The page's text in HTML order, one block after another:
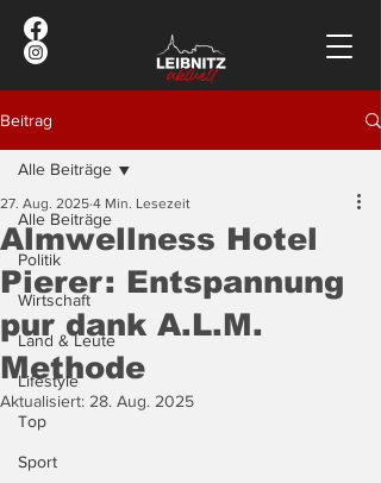
Beitrag
Alle Beiträge
Politik
Wirtschaft
Land & Leute
Lifestyle
Top
Sport
Alle Beiträge
Almwellness Hotel
Pierer: Entspannung
pur dank A.L.M.
Methode
27. Aug. 2025 4 Min. Lesezeit
Aktualisiert: 28. Aug. 2025